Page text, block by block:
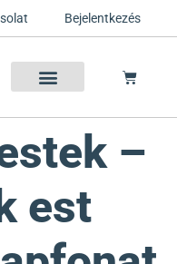
Bejelentkezés
–
est